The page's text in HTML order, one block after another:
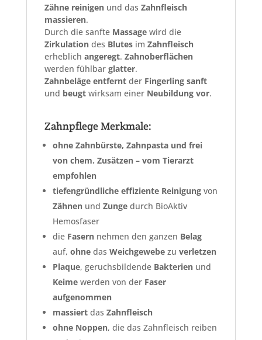
Zähne reinigenund das Zahnfleisch
massieren.
Durch die sanfte Massagewird die
Zirkulationdes Blutesim Zahnfleisch
erheblich angeregt. Zahnoberflächen
werden fühlbar glatter.
Zahnbeläge entferntder Fingerling sanft
und beugtwirksam einer Neubildung vor.
Zahnpflege Merkmale:
ohne Zahnbürste, Zahnpasta und frei
von chem. Zusätzen – vom Tierarzt
empfohlen
tiefengründliche effiziente Reinigungvon
Zähnenund Zungedurch BioAktiv
Hemosfaser
die Fasernnehmen den ganzen Belag
auf, ohnedas Weichgewebezu verletzen
Plaque, geruchsbildende Bakterienund
Keimewerden von der Faser
aufgenommen
massiertdas Zahnfleisch
ohne Noppen, die das Zahnfleisch reiben